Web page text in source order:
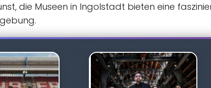
die Museen in Ingolstadt bieten eine